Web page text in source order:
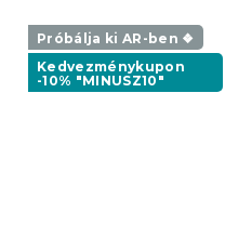
Próbálja ki AR-ben ❖
Kedvezménykupon
-10% "MINUSZ10"